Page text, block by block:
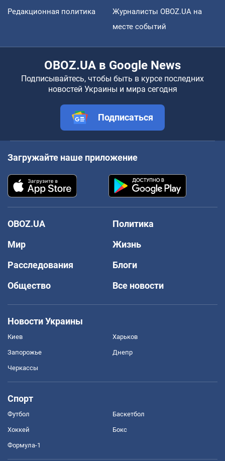
Редакционная политика
Журналисты OBOZ.UA на
месте событий
OBOZ.UA в Google News
Подписывайтесь, чтобы быть в курсе последних
новостей Украины и мира сегодня
Подписаться
Загружайте наше приложение
OBOZ.UA
Политика
Мир
Жизнь
Расследования
Блоги
Общество
Все новости
Новости Украины
Киев Харьков
Запорожье Днепр
Черкассы
Спорт
Футбол Баскетбол
Хоккей Бокс
Формула-1